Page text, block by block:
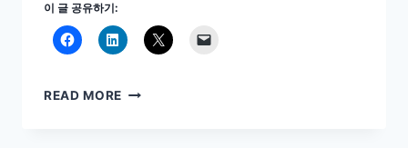
이 글 공유하기:
READ MORE CLAUDE